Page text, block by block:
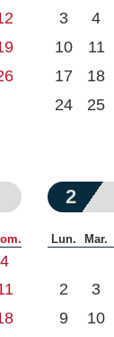
3
4
10
11
17
18
24
25
4
2
Lun. Mar.
2
3
9
10